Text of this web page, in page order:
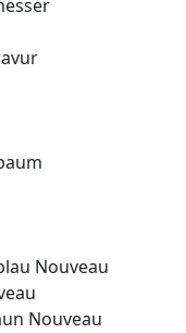
Nouveau
Nouveau